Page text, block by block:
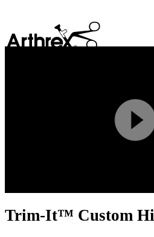
Trim-It™ Custom